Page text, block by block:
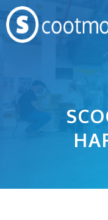
Spring
naar
inhoud